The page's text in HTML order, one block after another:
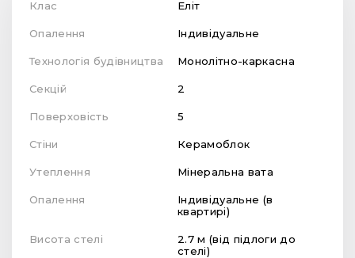
Клас Еліт
Опалення Індивідуальне
Технологія будівництва Монолітно-каркасна
Секцій 2
Поверховість 5
Стіни Керамоблок
Утеплення Мінеральна вата
Опалення
Індивідуальне (в
квартирі)
Висота стелі
2.7 м (від підлоги до
стелі)